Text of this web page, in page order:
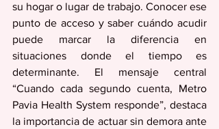
su hogar o lugar de trabajo. Conocer ese
punto de acceso y saber cuándo acudir
puede marcar la diferencia en
situaciones donde el tiempo es
determinante. El mensaje central
“Cuando cada segundo cuenta, Metro
Pavia Health System responde”, destaca
la importancia de actuar sin demora ante